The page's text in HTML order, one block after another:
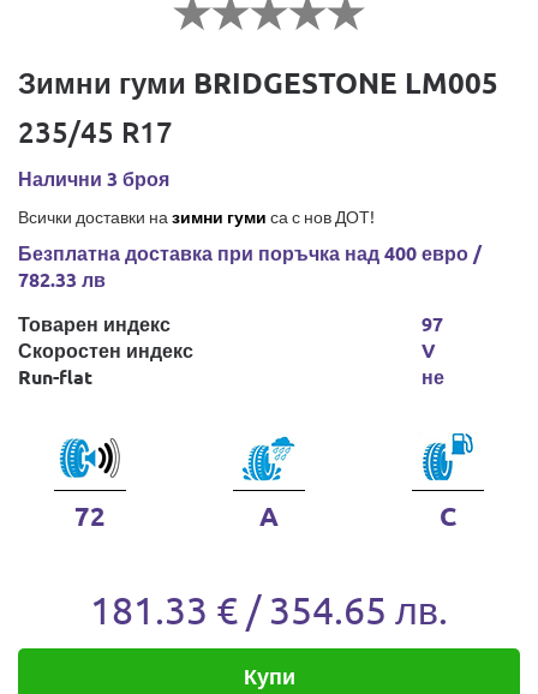
Зимни гуми BRIDGESTONE LM005
235/45 R17
Налични 3 броя
Всички доставки на зимни гуми са с нов ДОТ!
Безплатна доставка при поръчка над 400 евро /
782.33 лв
Товарен индекс
Скоростен индекс
Run-flat
97
V
не
72 A C
181.33 € / 354.65 лв.
Купи